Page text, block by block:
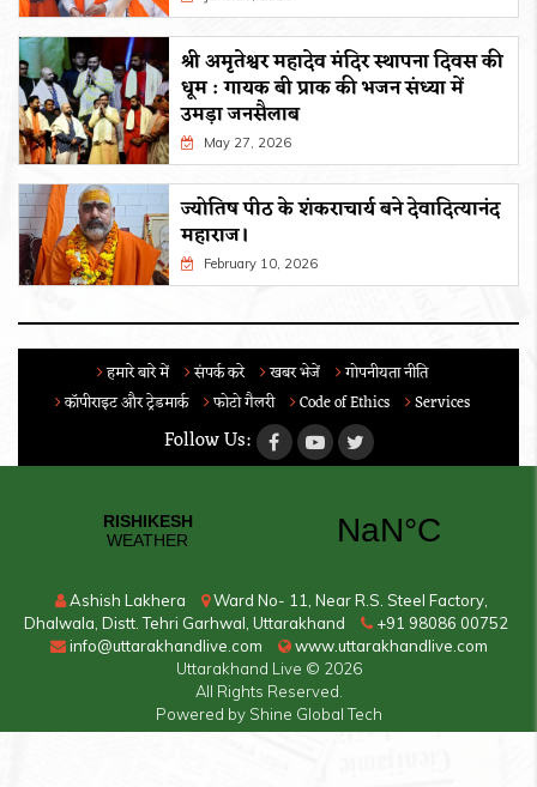
श्री अमृतेश्वर महादेव मंदिर स्थापना दिवस की
धूम : गायक बी प्राक की भजन संध्या में
उमड़ा जनसैलाब
May 27, 2026
ज्योतिष पीठ के शंकराचार्य बने देवादित्यानंद
महाराज।
February 10, 2026
हमारे बारे में संपर्क करे खबर भेजें
गोपनीयता नीति
कॉपीराइट और ट्रेडमार्क
फोटो गैलरी Code of Ethics Services
Follow Us:
Ashish Lakhera
Ward No- 11, Near R.S. Steel Factory,
Dhalwala, Distt. Tehri Garhwal, Uttarakhand
+91 98086 00752
info@uttarakhandlive.com
www.uttarakhandlive.com
Uttarakhand Live © 2026
All Rights Reserved.
Powered by Shine Global Tech